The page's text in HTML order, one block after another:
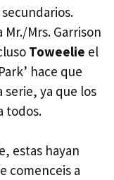
Mrs. Garrison
Toweelie el
hace que
serie, ya que los
todos.
estas hayan
comenceis a